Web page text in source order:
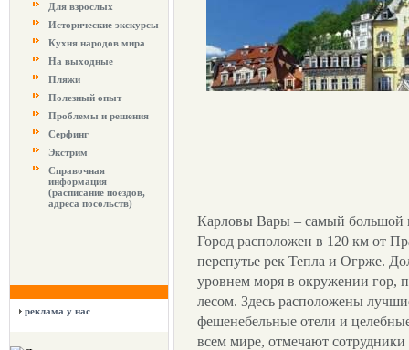
Для взрослых
Исторические экскурсы
Кухня народов мира
На выходные
Пляжи
Полезный опыт
Проблемы и решения
Серфинг
Экстрим
Справочная
информация
(расписание поездов,
адреса посольств)
реклама у нас
Карловы Вары – самый большой
Город расположен в 120 км от
перепутье рек Тепла и Огрже.
уровнем моря в окружении гор,
лесом. Здесь расположены
фешенебельные отели и
всем мире, отмечают сотрудники